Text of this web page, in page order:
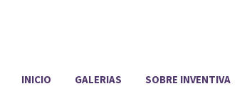
INICIO GALERIAS SOBRE INVENTIVA